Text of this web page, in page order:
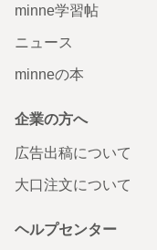
minne学習帖
ニュース
minneの本
企業の方へ
広告出稿について
大口注文について
ヘルプセンター